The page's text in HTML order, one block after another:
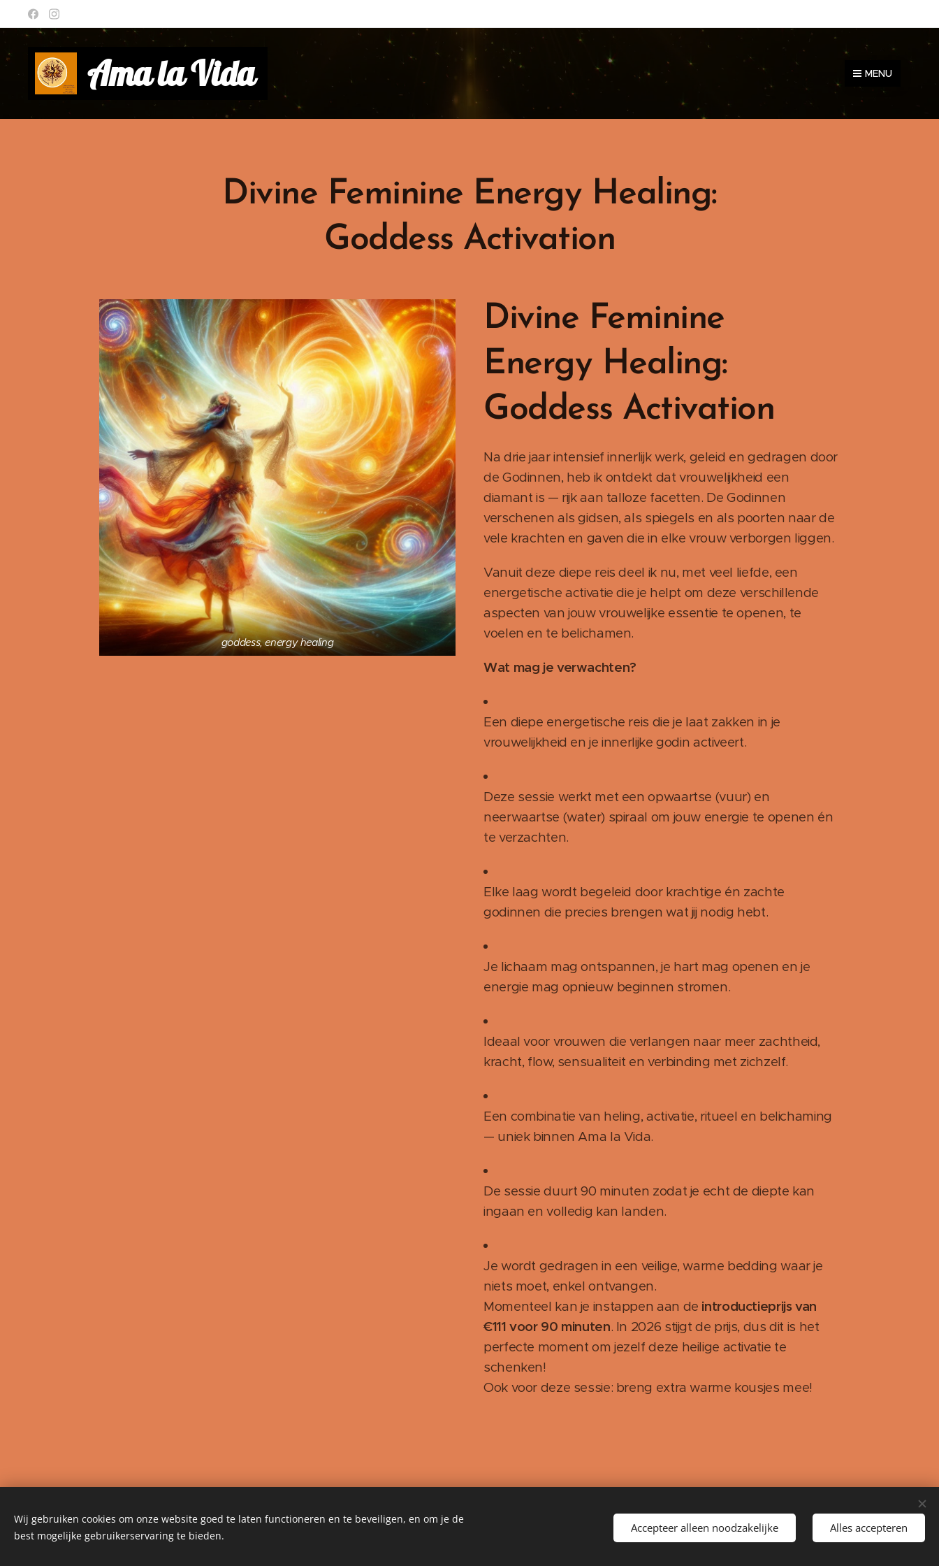
Ama la Vida MENU
Divine Feminine Energy Healing:
Goddess Activation
goddess, energy healing
Divine Feminine
Energy Healing:
Goddess Activation
Na drie jaar intensief innerlijk werk, geleid en gedragen door
de Godinnen, heb ik ontdekt dat vrouwelijkheid een
diamant is — rijk aan talloze facetten. De Godinnen
verschenen als gidsen, als spiegels en als poorten naar de
vele krachten en gaven die in elke vrouw verborgen liggen.
Vanuit deze diepe reis deel ik nu, met veel liefde, een
energetische activatie die je helpt om deze verschillende
aspecten van jouw vrouwelijke essentie te openen, te
voelen en te belichamen.
Wat mag je verwachten?
Een diepe energetische reis die je laat zakken in je
vrouwelijkheid en je innerlijke godin activeert.
Deze sessie werkt met een opwaartse (vuur) en
neerwaartse (water) spiraal om jouw energie te openen én
te verzachten.
Elke laag wordt begeleid door krachtige én zachte
godinnen die precies brengen wat jij nodig hebt.
Je lichaam mag ontspannen, je hart mag openen en je
energie mag opnieuw beginnen stromen.
Ideaal voor vrouwen die verlangen naar meer zachtheid,
kracht, flow, sensualiteit en verbinding met zichzelf.
Een combinatie van heling, activatie, ritueel en belichaming
— uniek binnen Ama la Vida.
De sessie duurt 90 minuten zodat je echt de diepte kan
ingaan en volledig kan landen.
Je wordt gedragen in een veilige, warme bedding waar je
niets moet, enkel ontvangen.
Momenteel kan je instappen aan de introductieprijs van
€111 voor 90 minuten. In 2026 stijgt de prijs, dus dit is het
perfecte moment om jezelf deze heilige activatie te
schenken!
Ook voor deze sessie: breng extra warme kousjes mee!
Ama la Vida, by Tiffany Delhoux ©2024
Refind your Sparkle and enjoy Life!
Talen
Nederlands
English
Wij gebruiken cookies om onze website goed te laten functioneren en te beveiligen, en om je de
best mogelijke gebruikerservaring te bieden.
Accepteer alleen noodzakelijke Alles accepteren